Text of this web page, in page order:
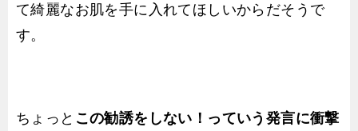
て綺麗なお肌を手に入れてほしいからだそうで
す。
ちょっと この勧誘をしない！っていう発言に衝撃